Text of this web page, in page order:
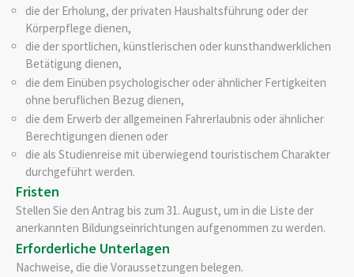
die der Erholung, der privaten Haushaltsführung oder der
Körperpflege dienen,
die der sportlichen, künstlerischen oder kunsthandwerklichen
Betätigung dienen,
die dem Einüben psychologischer oder ähnlicher Fertigkeiten
ohne beruflichen Bezug dienen,
die dem Erwerb der allgemeinen Fahrerlaubnis oder ähnlicher
Berechtigungen dienen oder
die als Studienreise mit überwiegend touristischem Charakter
durchgeführt werden.
Fristen
Stellen Sie den Antrag bis zum 31. August, um in die Liste der
anerkannten Bildungseinrichtungen aufgenommen zu werden.
Erforderliche Unterlagen
Nachweise, die die Voraussetzungen belegen.